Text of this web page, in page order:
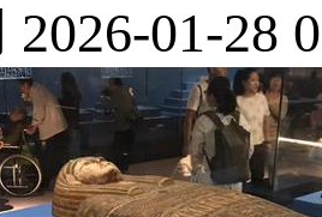
2026-01-28